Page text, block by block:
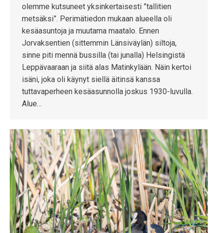
olemme kutsuneet yksinkertaisesti ”tallitien
metsäksi”. Perimätiedon mukaan alueella oli
kesäasuntoja ja muutama maatalo. Ennen
Jorvaksentien (sittemmin Länsiväylän) siltoja,
sinne piti mennä bussilla (tai junalla) Helsingistä
Leppävaaraan ja siitä alas Matinkylään. Näin kertoi
isäni, joka oli käynyt siellä äitinsä kanssa
tuttavaperheen kesäasunnolla joskus 1930-luvulla.
Alue…